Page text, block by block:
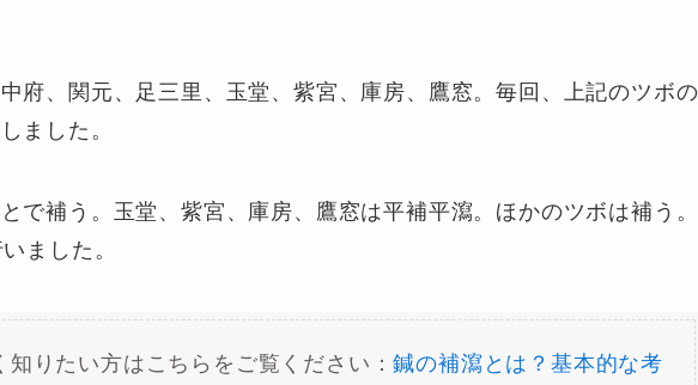
府、関元、足三里、玉堂、紫宮、庫房、鷹窓。毎回、上記のツボの
ました。
で補う。玉堂、紫宮、庫房、鷹窓は平補平瀉。ほかのツボは補う。
ました。
知りたい方はこちらをご覧ください：鍼の補瀉とは？基本的な考